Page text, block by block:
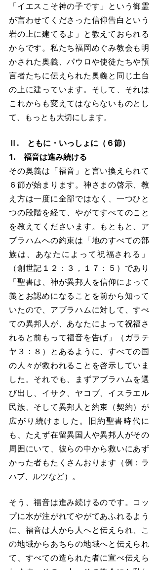
「イエスこそ神の子です」という御霊
が言わせてくださった信仰告白という
岩の上に建てるよ」と教えておられる
からです。私たち福岡めぐみ教会も明
かされた奥義、パウロや使徒たちや預
言者たちに伝えられた奥義と同じ土台
の上に建っています。そして、それは
これからも変えてはならないものとし
て、もっとも大切にします。
Ⅱ.　ともに・いっしょに（６節）
1.　福音は進み続ける
その奥義は「福音」と言い換えられて
６節が始まります。神さまの啓示、教
え方は一度に全部ではなく、一つひと
つの段階を経て、やがてすべてのこと
を教えてくださいます。もともと、ア
ブラハムへの約束は「地のすべての部
族は、あなたによって祝福される」
（創世記１２：３，１７：５）であり
「聖書は、神が異邦人を信仰によって
義とお認めになることを前から知って
いたので、アブラハムに対して、すべ
ての異邦人が、あなたによって祝福さ
れると前もって福音を告げ」（ガラテ
ヤ３：８）とあるように、すべての国
の人々が救われることを啓示していま
した。それでも、まずアブラハムを選
び出し、イサク、ヤコブ、イスラエル
民族、そして異邦人と約束（契約）が
広がり続けました。旧約聖書時代に
も、たえず在留異国人や異邦人がその
周囲にいて、彼らの中から救いにあず
かった者もたくさんおります（例：ラ
ハブ、ルツなど）。
そう、福音は進み続けるのです。コッ
プに水が注がれてやがてあふれるよう
に、福音は人から人へと伝えられ、こ
の地域からあちらの地域へと伝えられ
て、すべての造られた者に宣べ伝えら